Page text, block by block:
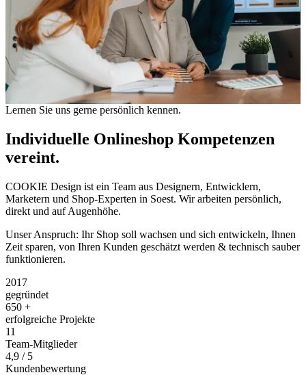
Lernen Sie uns gerne persönlich kennen.
Individuelle Onlineshop Kompetenzen
vereint.
COOKIE Design ist ein Team aus Designern, Entwicklern,
Marketern und Shop-Experten in Soest. Wir arbeiten persönlich,
direkt und auf Augenhöhe.
Unser Anspruch: Ihr Shop soll wachsen und sich entwickeln, Ihnen
Zeit sparen, von Ihren Kunden geschätzt werden & technisch sauber
funktionieren.
2017
gegründet
650 +
erfolgreiche Projekte
11
Team-Mitglieder
4,9 / 5
Kundenbewertung